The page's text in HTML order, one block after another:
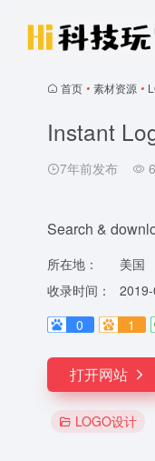
首页 • 素材资源 •
Instant
7年前发布
Search &
所在地：
美国
收录时间：
0
1
打开网站
LOGO设计